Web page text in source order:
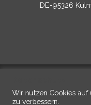
DE-95326
Wir nutzen Cookies auf
zu verbessern.